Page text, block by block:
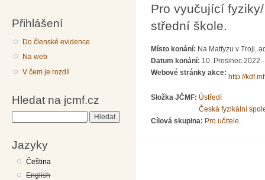
Přihlášení
Do členské evidence
Na web
V čem je rozdíl
Hledat na jcmf.cz
Jazyky
Čeština
English
Pro vyučující
střední škole.
Místo konání: Na Matfyzu v Troji,
Datum konání: 10. Prosinec 2022
Webové stránky akce:
http://
Složka JČMF: Ústředí
Česká fyzikální
Cílová skupina: Pro učitele.